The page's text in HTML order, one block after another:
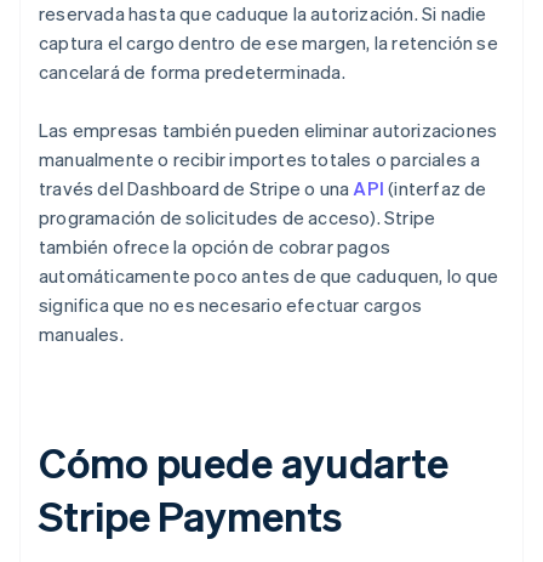
reservada hasta que caduque la autorización. Si nadie
captura el cargo dentro de ese margen, la retención se
cancelará de forma predeterminada.
Las empresas también pueden eliminar autorizaciones
manualmente o recibir importes totales o parciales a
través del Dashboard de Stripe o unaAPI (interfaz de
programación de solicitudes de acceso). Stripe
también ofrece la opción de cobrar pagos
automáticamente poco antes de que caduquen, lo que
significa que no es necesario efectuar cargos
manuales.
Cómo puede ayudarte
Stripe Payments